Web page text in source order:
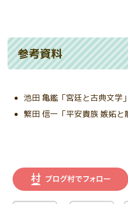
参考資料
池田 亀鑑「宮廷と古典文学
繁田 信一「平安貴族 嫉妬